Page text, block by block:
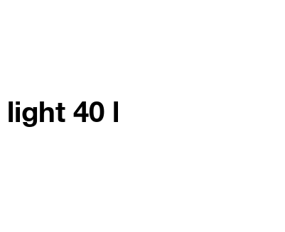
40 l